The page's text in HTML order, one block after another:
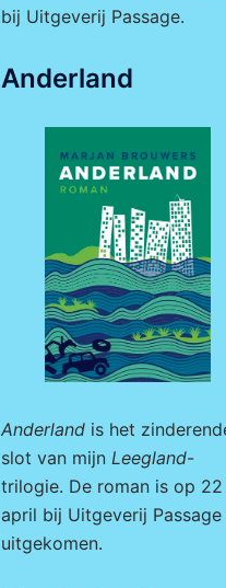
bij Uitgeverij Passage.
Anderland
Anderlandis het
slot van mijn Leegland-
trilogie. De roman is op 22
april bij Uitgeverij Passage
uitgekomen.